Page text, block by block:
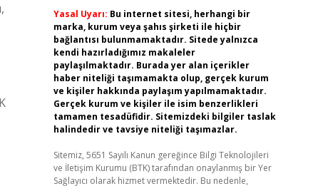
Yasal Uyarı: Bu internet sitesi, herhangi bir
marka, kurum veya şahıs şirketi ile hiçbir
bağlantısı bulunmamaktadır. Sitede yalnızca
kendi hazırladığımız makaleler
paylaşılmaktadır. Burada yer alan içerikler
haber niteliği taşımamakta olup, gerçek kurum
ve kişiler hakkında paylaşım yapılmamaktadır.
Gerçek kurum ve kişiler ile isim benzerlikleri
tamamen tesadüfidir. Sitemizdeki bilgiler taslak
halindedir ve tavsiye niteliği taşımazlar.
Sitemiz, 5651 Sayılı Kanun gereğince Bilgi Teknolojileri
ve İletişim Kurumu (BTK) tarafından onaylanmış bir Yer
Sağlayıcı olarak hizmet vermektedir. Bu nedenle,